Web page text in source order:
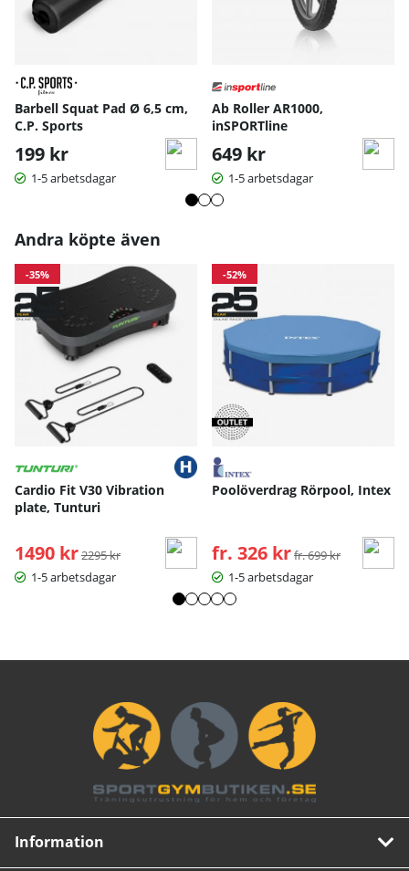
Barbell Squat Pad Ø 6,5 cm,
C.P. Sports
199 kr
1-5 arbetsdagar
Ab Roller AR1000,
inSPORTline
649 kr
1-5 arbetsdagar
Andra köpte även
-35%
Cardio Fit V30 Vibration
plate, Tunturi
1490 kr Ordinarie pris:
2295 kr
1-5 arbetsdagar
-52%
Poolöverdrag Rörpool, Intex
fr. 326 kr Ordinarie pris:
fr. 699 kr
1-5 arbetsdagar
Information